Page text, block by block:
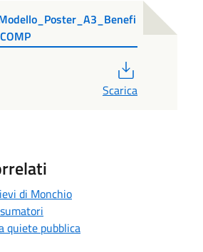
Scarica
di Monchio
quiete pubblica